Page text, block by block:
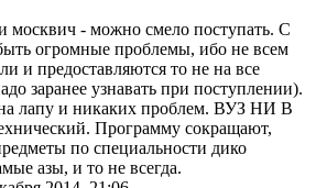
москвич - можно смело поступать. С
огромные проблемы, ибо не всем
и предоставляются то не на все
заранее узнавать при поступлении).
лапу и никаких проблем. ВУЗ НИ В
Программу сокращают,
по специальности дико
азы, и то не всегда.